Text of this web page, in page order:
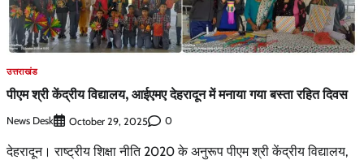
उत्तराखंड
पीएम श्री केंद्रीय विद्यालय, आईएमए देहरादून में मनाया गया बस्ता रहित दिवस
News Desk October 29, 2025 0
देहरादून। राष्ट्रीय शिक्षा नीति 2020 के अनुरूप पीएम श्री केंद्रीय विद्यालय,